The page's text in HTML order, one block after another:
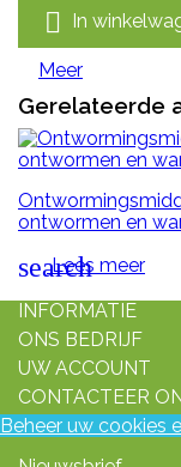
 In
Meer
Gerelateerde
ontwormen en
search
Lees meer
INFORMATIE
ONS BEDRIJF
UW ACCOUNT
CONTACTEER
Beheer uw cookies